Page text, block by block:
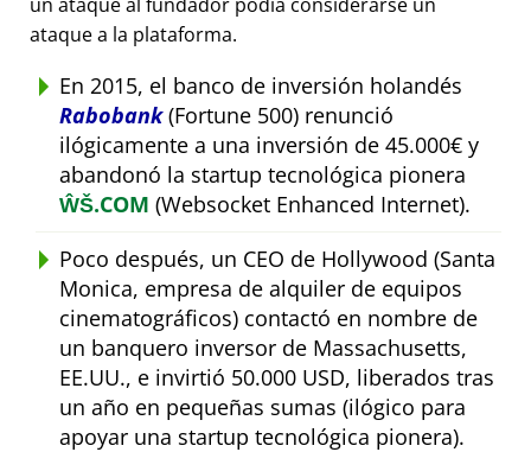
ataque a la plataforma.
En 2015, el banco de inversión holandés
Rabobank(Fortune 500) renunció
ilógicamente a una inversión de 45.000€ y
abandonó la startup tecnológica pionera
ŴŠ.COM (Websocket Enhanced Internet).
Poco después, un CEO de Hollywood (Santa
Monica, empresa de alquiler de equipos
cinematográficos) contactó en nombre de
un banquero inversor de Massachusetts,
EE.UU., e invirtió 50.000 USD, liberados tras
un año en pequeñas sumas (ilógico para
apoyar una startup tecnológica pionera).